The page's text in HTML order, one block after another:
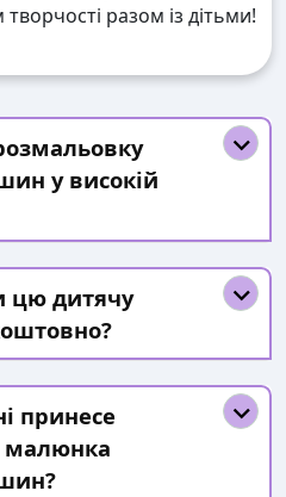
разом із дітьми!
у високій
цю дитячу
принесе
малюнка